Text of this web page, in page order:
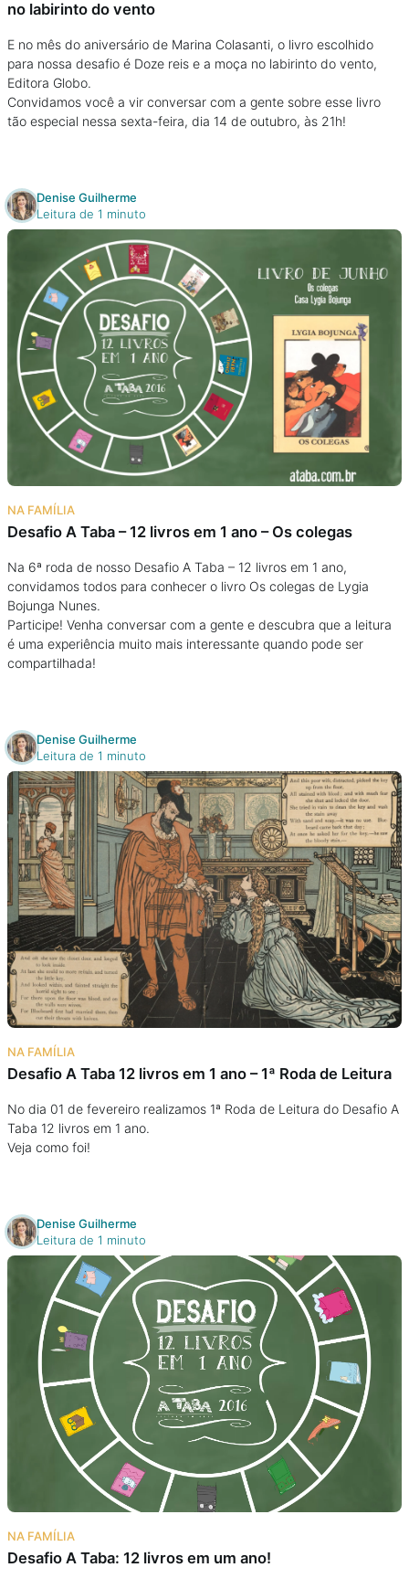
no labirinto do vento
E no mês do aniversário de Marina Colasanti, o livro escolhido
para nossa desafio é Doze reis e a moça no labirinto do vento,
Editora Globo.
Convidamos você a vir conversar com a gente sobre esse livro
tão especial nessa sexta-feira, dia 14 de outubro, às 21h!
Denise Guilherme
Leitura de 1 minuto
NA FAMÍLIA
Desafio A Taba – 12 livros em 1 ano – Os colegas
Na 6ª roda de nosso Desafio A Taba – 12 livros em 1 ano,
convidamos todos para conhecer o livro Os colegas de Lygia
Bojunga Nunes.
Participe! Venha conversar com a gente e descubra que a leitura
é uma experiência muito mais interessante quando pode ser
compartilhada!
Denise Guilherme
Leitura de 1 minuto
NA FAMÍLIA
Desafio A Taba 12 livros em 1 ano – 1ª Roda de Leitura
No dia 01 de fevereiro realizamos 1ª Roda de Leitura do Desafio A
Taba 12 livros em 1 ano.
Veja como foi!
Denise Guilherme
Leitura de 1 minuto
NA FAMÍLIA
Desafio A Taba: 12 livros em um ano!